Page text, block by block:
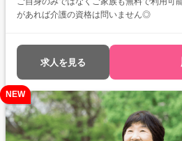
があれば介護の資格は問いません◎
求人を見る
NEW